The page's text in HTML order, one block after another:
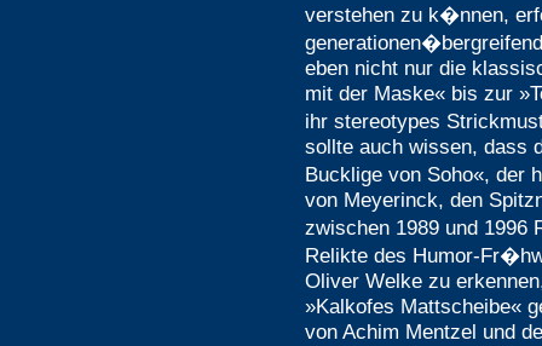
verstehen zu k�nnen,
eben nicht nur die
mit der Maske« bis zur
ihr stereotypes
sollte auch wissen, dass
Bucklige von Soho«, der
von Meyerinck, den
zwischen 1989 und 1996
Relikte des Humor-
Oliver Welke zu
»Kalkofes Mattscheibe«
von Achim Mentzel und